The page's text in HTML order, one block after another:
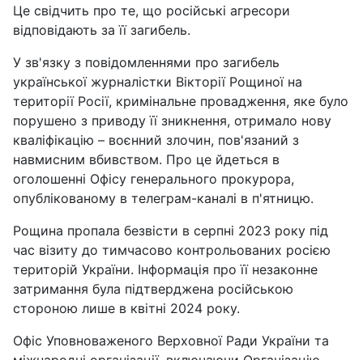
Це свідчить про те, що російські агресори
відповідають за її загибель.
У зв'язку з повідомленнями про загибель
української журналістки Вікторії Рощиної на
території Росії, кримінальне провадження, яке було
порушено з приводу її зникнення, отримало нову
кваліфікацію – воєнний злочин, пов'язаний з
навмисним вбивством. Про це йдеться в
оголошенні Офісу генерального прокурора,
опублікованому в телеграм-каналі в п'ятницю.
Рощина пропала безвісти в серпні 2023 року під
час візиту до тимчасово контрольованих росією
територій України. Інформація про її незаконне
затримання була підтверджена російською
стороною лише в квітні 2024 року.
Офіс Уповноваженого Верховної Ради України та